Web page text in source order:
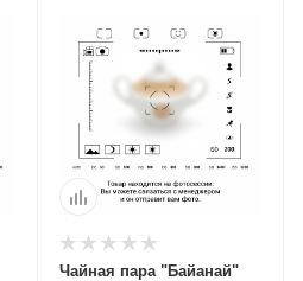
Чайная пара "Байанай"